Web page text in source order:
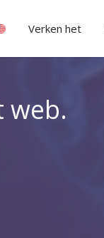
Verken het
web.